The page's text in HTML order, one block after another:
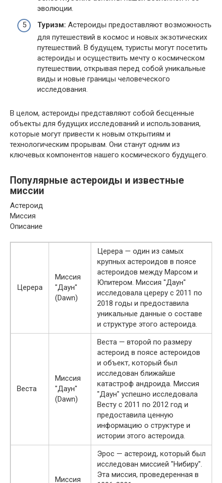
эволюции.
Туризм: Астероиды предоставляют возможность
для путешествий в космос и новых экзотических
путешествий. В будущем, туристы могут посетить
астероиды и осуществить мечту о космическом
путешествии, открывая перед собой уникальные
виды и новые границы человеческого
исследования.
В целом, астероиды представляют собой бесценные
объекты для будущих исследований и использования,
которые могут привести к новым открытиям и
технологическим прорывам. Они станут одним из
ключевых компонентов нашего космического будущего.
Популярные астероиды и известные
миссии
Астероид
Миссия
Описание
Церера
Миссия
"Даун"
(Dawn)
Церера — один из самых
крупных астероидов в поясе
астероидов между Марсом и
Юпитером. Миссия "Даун"
исследовала цереру с 2011 по
2018 годы и предоставила
уникальные данные о составе
и структуре этого астероида.
Веста
Миссия
"Даун"
(Dawn)
Веста — второй по размеру
астероид в поясе астероидов
и объект, который был
исследован ближайше
катастроф андроида. Миссия
"Даун" успешно исследовала
Весту с 2011 по 2012 год и
предоставила ценную
информацию о структуре и
истории этого астероида.
Миссия
Эрос — астероид, который был
исследован миссией "Нибиру".
Эта миссия, проведеренная в